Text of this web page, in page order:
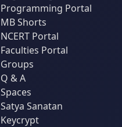
Programming Portal
MB Shorts
NCERT Portal
Faculties Portal
Groups
Q & A
Spaces
Satya Sanatan
Keycrypt